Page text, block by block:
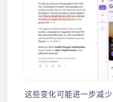
这些变化可能进一步减